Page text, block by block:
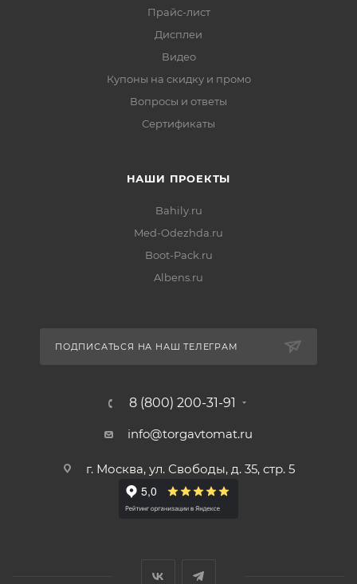
Прайс-лист
Дисплеи
Видео
Купоны на скидку и промо
Вопросы и ответы
Сертификаты
НАШИ ПРОЕКТЫ
Bahily.ru
Med-Odezhda.ru
Boot-Pack.ru
Albens.ru
ПОДПИСАТЬСЯ НА НАШ ТЕЛЕГРАМ
8 (800) 200-31-91
info@torgavtomat.ru
г. Москва, ул. Свободы, д. 35, стр. 5